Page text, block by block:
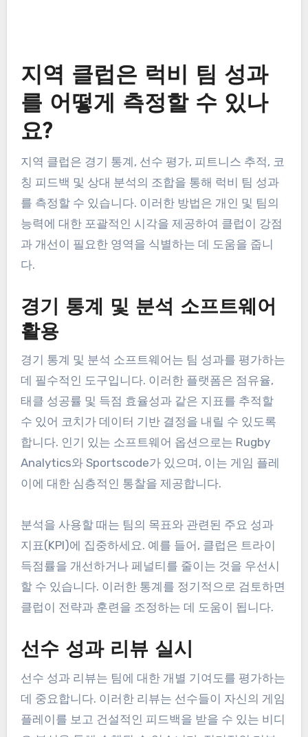
지역 클럽은 럭비 팀 성과
를 어떻게 측정할 수 있나
요?
칭 피드백 및 상대 분석의 조합을 통해 럭비 팀 성과
를 측정할 수 있습니다. 이러한 방법은 개인 및 팀의
능력에 대한 포괄적인 시각을 제공하여 클럽이 강점
과 개선이 필요한 영역을 식별하는 데 도움을 줍니
다.
경기 통계 및 분석 소프트웨어
활용
경기 통계 및 분석 소프트웨어는 팀 성과를 평가하는
태클 성공률 및 득점 효율성과 같은 지표를 추적할
수 있어 코치가 데이터 기반 결정을 내릴 수 있도록
합니다. 인기 있는 소프트웨어 옵션으로는 Rugby
Analytics와 Sportscode가 있으며, 이는 게임 플레
이에 대한 심층적인 통찰을 제공합니다.
분석을 사용할 때는 팀의 목표와 관련된 주요 성과
득점률을 개선하거나 페널티를 줄이는 것을 우선시
할 수 있습니다. 이러한 통계를 정기적으로 검토하면
클럽이 전략과 훈련을 조정하는 데 도움이 됩니다.